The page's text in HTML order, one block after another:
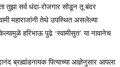
सर्व धंदा-रोजगार सोडून तू बंदर
महाराजांनी तेथे उपस्थित असलेल्या
हरिभाऊ पुढे ‘स्वामीसुत’ या नावानेच
ब्रह्मांडनायक पित्याच्या आज्ञेनुसार आपला